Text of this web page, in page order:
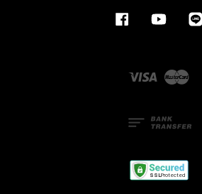
Facebook YouTube
Visa